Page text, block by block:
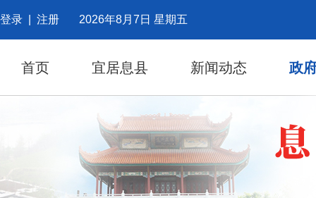
登录 注册 2026年8月7日 星期五
首页 宜居息县 新闻动态 政